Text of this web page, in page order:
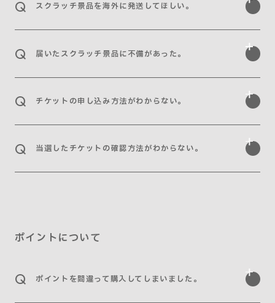
スクラッチ景品を海外に発送してほしい。
届いたスクラッチ景品に不備があった。
チケットの申し込み方法がわからない。
当選したチケットの確認方法がわからない。
ポイントについて
ポイントを間違って購入してしまいました。